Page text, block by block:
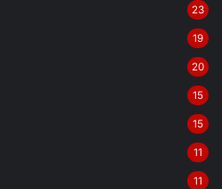
23
19
20
15
15
11
11